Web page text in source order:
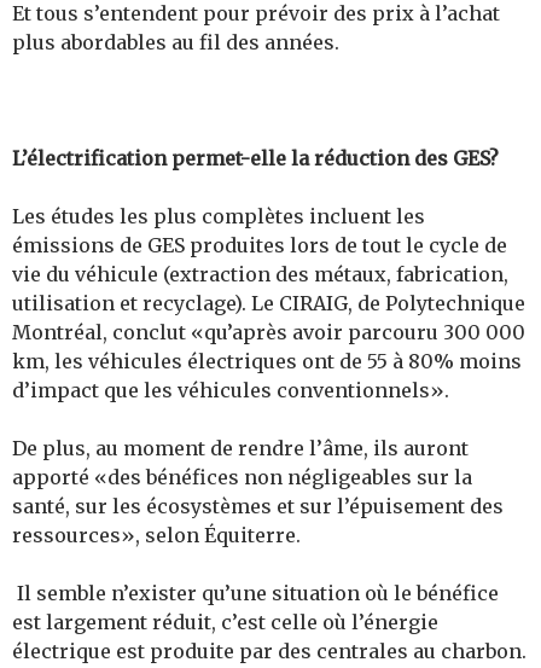
Et tous s’entendent pour prévoir des prix à l’achat
plus abordables au fil des années.
L’électrification permet-elle la réduction des GES?
Les études les plus complètes incluent les
émissions de GES produites lors de tout le cycle de
vie du véhicule (extraction des métaux, fabrication,
utilisation et recyclage). Le CIRAIG, de Polytechnique
Montréal, conclut «qu’après avoir parcouru 300 000
km, les véhicules électriques ont de 55 à 80% moins
d’impact que les véhicules conventionnels».
De plus, au moment de rendre l’âme, ils auront
apporté «des bénéfices non négligeables sur la
santé, sur les écosystèmes et sur l’épuisement des
ressources», selon Équiterre.
Il semble n’exister qu’une situation où le bénéfice
est largement réduit, c’est celle où l’énergie
électrique est produite par des centrales au charbon.